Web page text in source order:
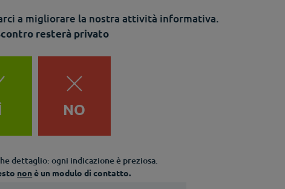
a migliorare la nostra attività informativa.
resterà privato
NO
dettaglio: ogni indicazione è preziosa.
nonè un modulo di contatto.